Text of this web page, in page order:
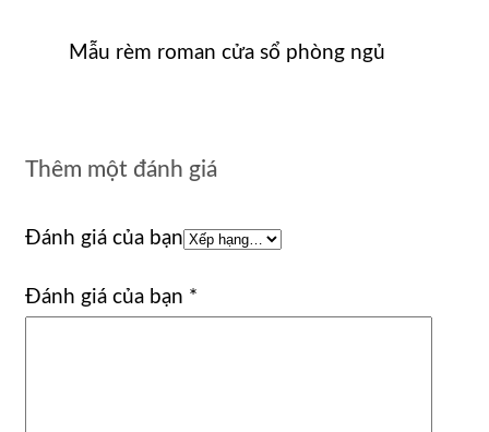
Mẫu rèm roman cửa sổ phòng ngủ
Thêm một đánh giá
Đánh giá của bạn
Đánh giá của bạn *